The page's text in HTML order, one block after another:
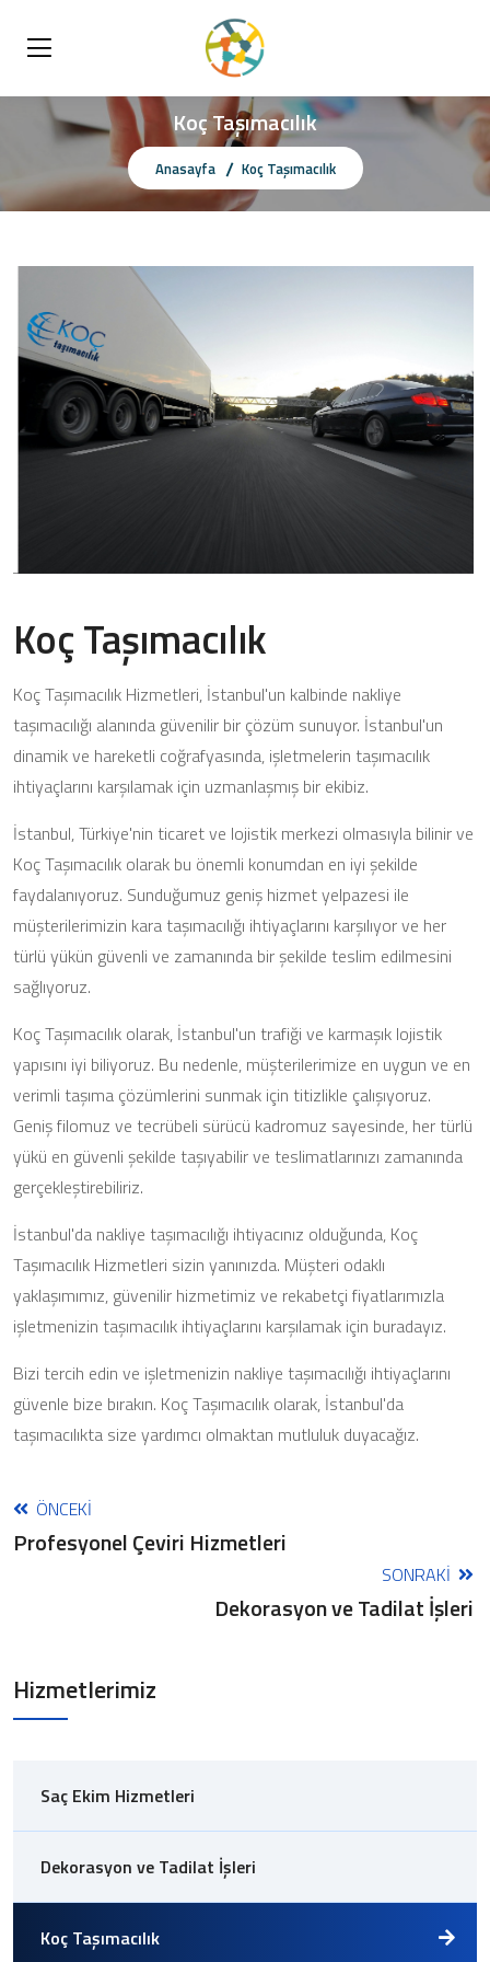
Koç Taşımacılık
Anasayfa Koç Taşımacılık
Koç Taşımacılık
Koç Taşımacılık Hizmetleri, İstanbul'un kalbinde nakliye
taşımacılığı alanında güvenilir bir çözüm sunuyor. İstanbul'un
dinamik ve hareketli coğrafyasında, işletmelerin taşımacılık
ihtiyaçlarını karşılamak için uzmanlaşmış bir ekibiz.
İstanbul, Türkiye'nin ticaret ve lojistik merkezi olmasıyla bilinir ve
Koç Taşımacılık olarak bu önemli konumdan en iyi şekilde
faydalanıyoruz. Sunduğumuz geniş hizmet yelpazesi ile
müşterilerimizin kara taşımacılığı ihtiyaçlarını karşılıyor ve her
türlü yükün güvenli ve zamanında bir şekilde teslim edilmesini
sağlıyoruz.
Koç Taşımacılık olarak, İstanbul'un trafiği ve karmaşık lojistik
yapısını iyi biliyoruz. Bu nedenle, müşterilerimize en uygun ve en
verimli taşıma çözümlerini sunmak için titizlikle çalışıyoruz.
Geniş filomuz ve tecrübeli sürücü kadromuz sayesinde, her türlü
yükü en güvenli şekilde taşıyabilir ve teslimatlarınızı zamanında
gerçekleştirebiliriz.
İstanbul'da nakliye taşımacılığı ihtiyacınız olduğunda, Koç
Taşımacılık Hizmetleri sizin yanınızda. Müşteri odaklı
yaklaşımımız, güvenilir hizmetimiz ve rekabetçi fiyatlarımızla
işletmenizin taşımacılık ihtiyaçlarını karşılamak için buradayız.
Bizi tercih edin ve işletmenizin nakliye taşımacılığı ihtiyaçlarını
güvenle bize bırakın. Koç Taşımacılık olarak, İstanbul'da
taşımacılıkta size yardımcı olmaktan mutluluk duyacağız.
ÖNCEKI
Profesyonel Çeviri Hizmetleri
SONRAKI
Dekorasyon ve Tadilat İşleri
Hizmetlerimiz
Saç Ekim Hizmetleri
Dekorasyon ve Tadilat İşleri
Koç Taşımacılık